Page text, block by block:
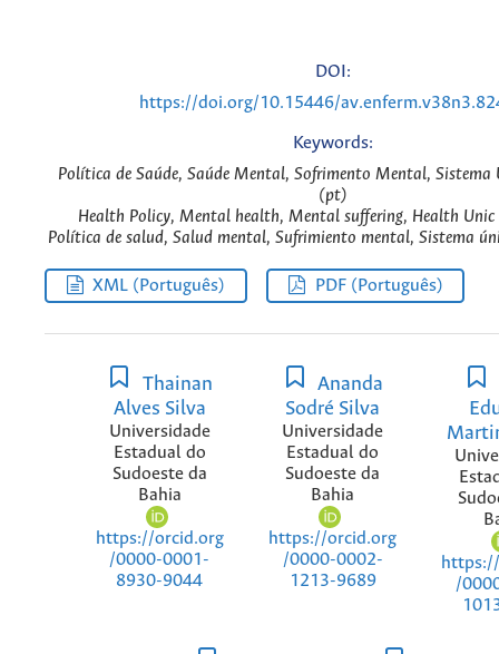
DOI:
https://doi.org/10.15446/
Keywords:
Política de Saúde, Saúde Mental, Sofrimento Mental, Sistema
(pt)
Health Policy, Mental health, Mental suffering, Health Unic
Política de salud, Salud mental, Sufrimiento mental, Sistema
XML (Português) PDF (Português)
Thainan
Alves Silva
Universidade
Estadual do
Sudoeste da
Bahia
https://orcid.org
/0000-0001-
8930-9044
Ananda
Sodré Silva
Universidade
Estadual do
Sudoeste da
Bahia
https://orcid.org
/0000-0002-
1213-9689
/